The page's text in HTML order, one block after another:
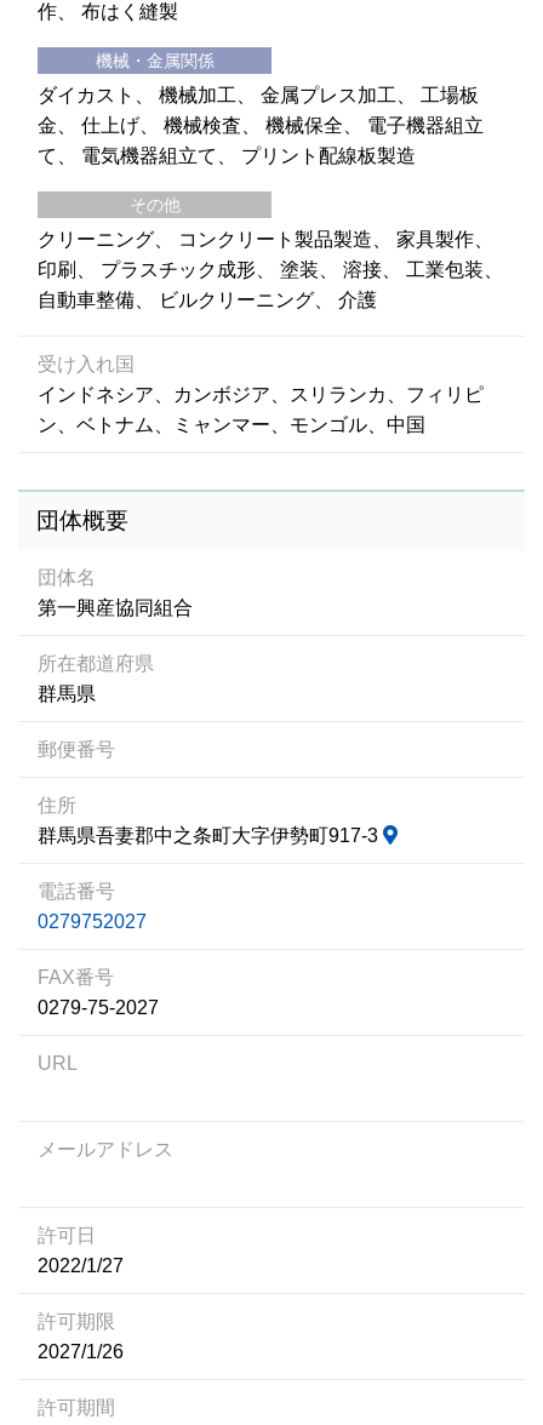
作
布はく縫製
機械・金属関係
ダイカスト 機械加工 金属プレス加工
工場板
金
仕上げ 機械検査 機械保全
電子機器組立
て
電気機器組立て プリント配線板製造
その他
クリーニング コンクリート製品製造
家具製作
印刷
プラスチック成形 塗装 溶接
工業包装
自動車整備
ビルクリーニング 介護
受け入れ国
インドネシア、カンボジア、スリランカ、フィリピ
ン、ベトナム、ミャンマー、モンゴル、中国
団体概要
団体名
第一興産協同組合
所在都道府県
群馬県
郵便番号
住所
群馬県吾妻郡中之条町大字伊勢町917-3
電話番号
0279752027
FAX番号
0279-75-2027
URL
メールアドレス
許可日
2022/1/27
許可期限
2027/1/26
許可期間